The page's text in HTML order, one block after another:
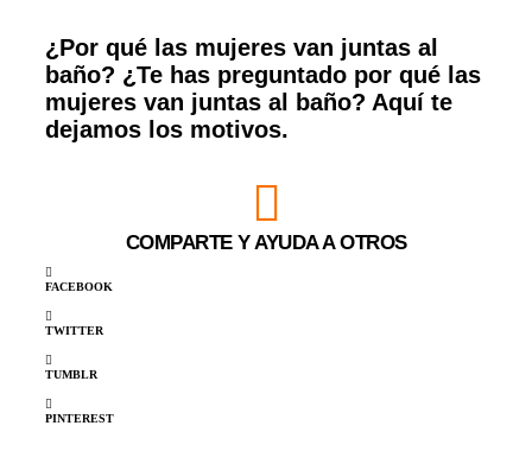
¿Por qué las mujeres van juntas al
baño? ¿Te has preguntado por qué las
mujeres van juntas al baño? Aquí te
dejamos los motivos.
COMPARTE Y AYUDA A OTROS
FACEBOOK
TWITTER
TUMBLR
PINTEREST